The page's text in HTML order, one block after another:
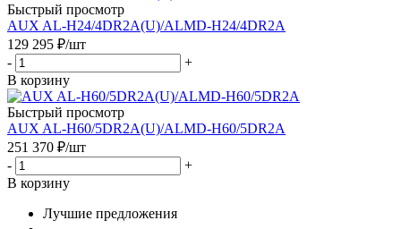
Быстрый просмотр
AUX AL-H24/4DR2A(U)/ALMD-H24/4DR2A
129 295 ₽/шт
-
+
В корзину
Быстрый просмотр
AUX AL-H60/5DR2A(U)/ALMD-H60/5DR2A
251 370 ₽/шт
-
+
В корзину
Лучшие предложения